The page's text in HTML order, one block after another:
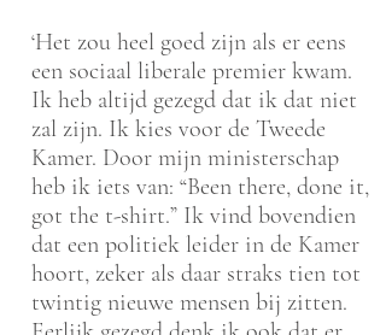
‘Het zou heel goed zijn als er eens
een sociaal liberale premier kwam.
Ik heb altijd gezegd dat ik dat niet
zal zijn. Ik kies voor de Tweede
Kamer. Door mijn ministerschap
heb ik iets van: “Been there, done it,
got the t-shirt.” Ik vind bovendien
dat een politiek leider in de Kamer
hoort, zeker als daar straks tien tot
twintig nieuwe mensen bij zitten.